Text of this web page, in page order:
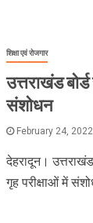
शिक्षा एवं रोजगार
उत्तराखंड
संशोधन
February 24, 2022
देहरादून।
गृह परीक्षाओं में